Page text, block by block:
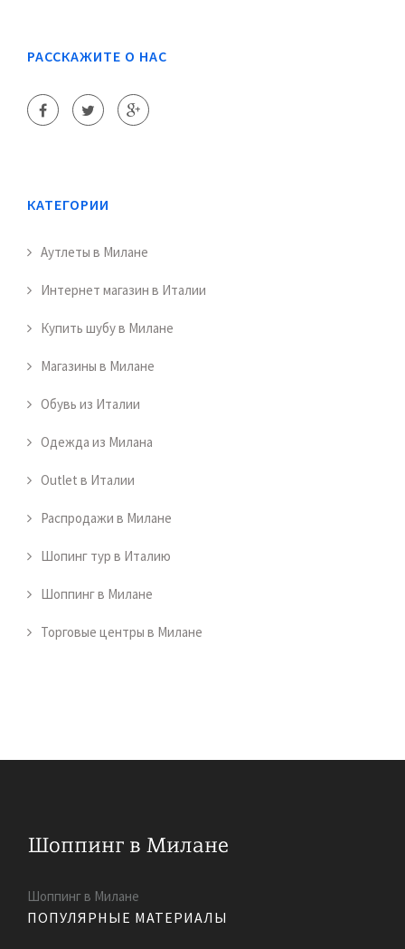
РАССКАЖИТЕ О НАС
КАТЕГОРИИ
Аутлеты в Милане
Интернет магазин в Италии
Купить шубу в Милане
Магазины в Милане
Обувь из Италии
Одежда из Милана
Outlet в Италии
Распродажи в Милане
Шопинг тур в Италию
Шоппинг в Милане
Торговые центры в Милане
Шоппинг в Милане
ПОПУЛЯРНЫЕ МАТЕРИАЛЫ